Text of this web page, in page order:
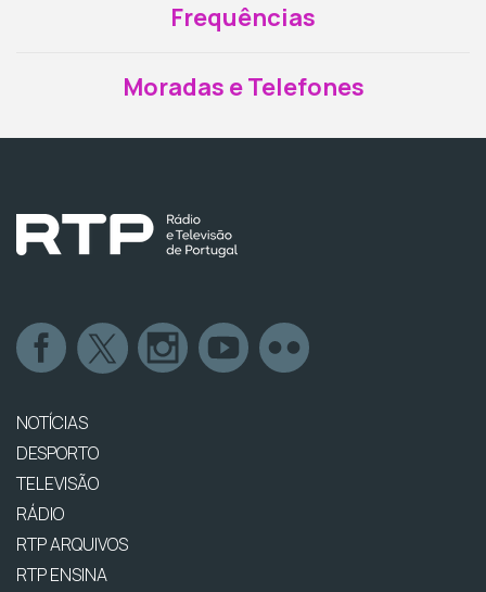
Frequências
Moradas e Telefones
NOTÍCIAS
DESPORTO
TELEVISÃO
RÁDIO
RTP ARQUIVOS
RTP ENSINA